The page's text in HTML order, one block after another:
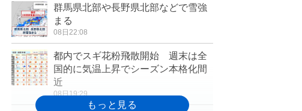
群馬県北部や長野県北部などで雪強
まる
08日22:08
都内でスギ花粉飛散開始 週末は全
国的に気温上昇でシーズン本格化間
近
08日19:29